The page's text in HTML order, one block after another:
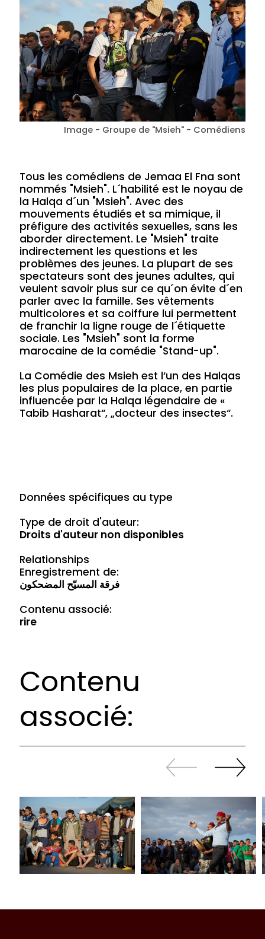
Image - Groupe de "Msieh" - Comédiens
Tous les comédiens de Jemaa El Fna sont
nommés "Msieh". L´habilité est le noyau de
la Halqa d´un "Msieh". Avec des
mouvements étudiés et sa mimique, il
préfigure des activités sexuelles, sans les
aborder directement. Le "Msieh" traite
indirectement les questions et les
problèmes des jeunes. La plupart de ses
spectateurs sont des jeunes adultes, qui
veulent savoir plus sur ce qu´on évite d´en
parler avec la famille. Ses vêtements
multicolores et sa coiffure lui permettent
de franchir la ligne rouge de l´étiquette
sociale. Les "Msieh" sont la forme
marocaine de la comédie "Stand-up".
La Comédie des Msieh est l‘un des Halqas
les plus populaires de la place, en partie
influencée par la Halqa légendaire de «
Tabib Hasharat“, „docteur des insectes“.
Données spécifiques au type
Type de droit d'auteur:
Droits d'auteur non disponibles
Relationships
Enregistrement de:
فرقة المسيّح المضحكون
Contenu associé:
rire
Contenu
associé:
Revenir
en
continuer